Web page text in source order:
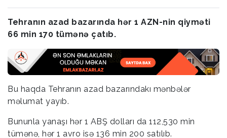
Tehranın azad bazarında hər 1 AZN-nin qiyməti
66 min 170 tümənə çatıb.
Bu haqda Tehranın azad bazarındakı mənbələr
məlumat yayıb.
Bununla yanaşı hər 1 ABŞ dolları da 112,530 min
tümənə, hər 1 avro isə 136 min 200 satılıb.